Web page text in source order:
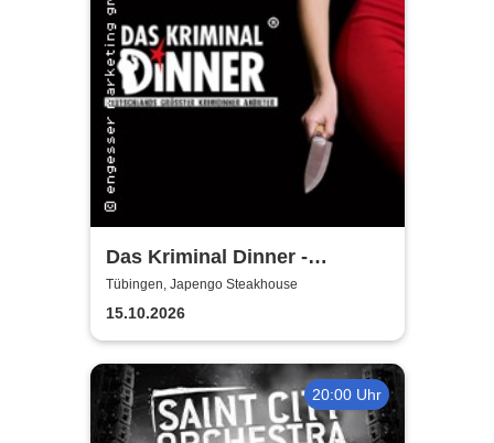
Das Kriminal Dinner -
Faustdickes Verbrechen
Tübingen, Japengo Steakhouse
15.10.2026
20:00 Uhr